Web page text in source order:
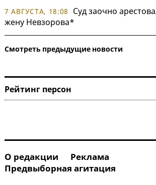
7 АВГУСТА, 18:08
Суд заочно
жену Невзорова*
Смотреть предыдущие
Рейтинг
О редакции
Реклама
Предвыборная агитация